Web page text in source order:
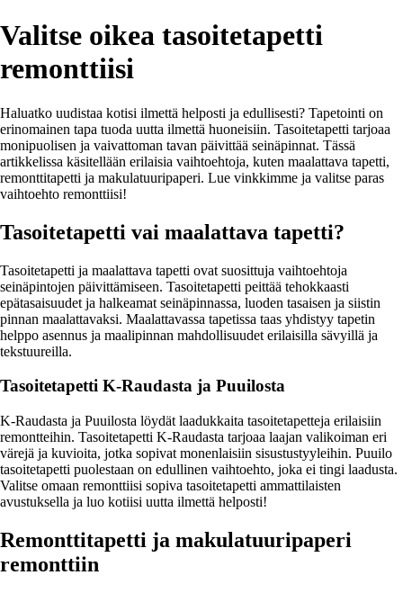
Valitse oikea tasoitetapetti
remonttiisi
Haluatko uudistaa kotisi ilmettä helposti ja edullisesti? Tapetointi on
erinomainen tapa tuoda uutta ilmettä huoneisiin. Tasoitetapetti tarjoaa
monipuolisen ja vaivattoman tavan päivittää seinäpinnat. Tässä
artikkelissa käsitellään erilaisia vaihtoehtoja, kuten maalattava tapetti,
remonttitapetti ja makulatuuripaperi. Lue vinkkimme ja valitse paras
vaihtoehto remonttiisi!
Tasoitetapetti vai maalattava tapetti?
Tasoitetapetti ja maalattava tapetti ovat suosittuja vaihtoehtoja
seinäpintojen päivittämiseen. Tasoitetapetti peittää tehokkaasti
epätasaisuudet ja halkeamat seinäpinnassa, luoden tasaisen ja siistin
pinnan maalattavaksi. Maalattavassa tapetissa taas yhdistyy tapetin
helppo asennus ja maalipinnan mahdollisuudet erilaisilla sävyillä ja
tekstuureilla.
Tasoitetapetti K-Raudasta ja Puuilosta
K-Raudasta ja Puuilosta löydät laadukkaita tasoitetapetteja erilaisiin
remontteihin. Tasoitetapetti K-Raudasta tarjoaa laajan valikoiman eri
värejä ja kuvioita, jotka sopivat monenlaisiin sisustustyyleihin. Puuilo
tasoitetapetti puolestaan on edullinen vaihtoehto, joka ei tingi laadusta.
Valitse omaan remonttiisi sopiva tasoitetapetti ammattilaisten
avustuksella ja luo kotiisi uutta ilmettä helposti!
Remonttitapetti ja makulatuuripaperi
remonttiin